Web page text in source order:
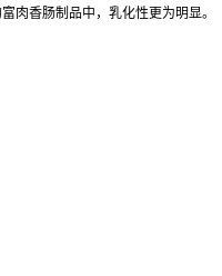
肉香肠制品中，乳化性更为明显。